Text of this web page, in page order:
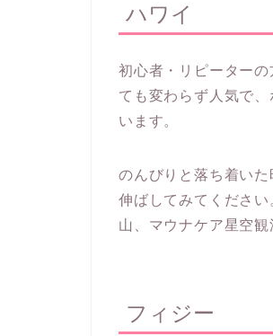
ハワイ
初心者・リピーター
ても変わらず人気で
います。
のんびりと落ち着い
伸ばしてみてくださ
山、マウナケア星空
フィジー